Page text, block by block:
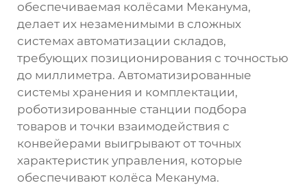
обеспечиваемая колёсами Меканума,
делает их незаменимыми в сложных
системах автоматизации складов,
требующих позиционирования с точностью
до миллиметра. Автоматизированные
системы хранения и комплектации,
роботизированные станции подбора
товаров и точки взаимодействия с
конвейерами выигрывают от точных
характеристик управления, которые
обеспечивают колёса Меканума.